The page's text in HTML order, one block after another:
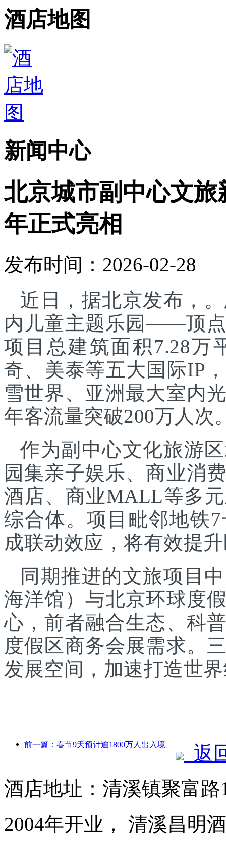
酒店地图
新闻中心
北京城市副中心文
年正式亮相
发布时间：2026-02-28
近日，据北京发布，
内儿童主题乐园——顶
项目总建筑面积7.28万
奇、美泰等五大国际IP
雪世界、亚洲最大室内
年客流量突破200万人次
作为副中心文化旅游
园集亲子娱乐、商业消
酒店、商业MALL等多
综合体。项目毗邻地铁
成联动效应，将有效提
同期推进的文旅项目
海洋馆）与北京环球度
心，前者融合生态、科
度假区商务会展需求。
发展空间，加速打造世
前一篇：春节9天预计逾1800万人出入境
返
酒店地址：清溪镇聚富路
2004年开业， 清溪昌